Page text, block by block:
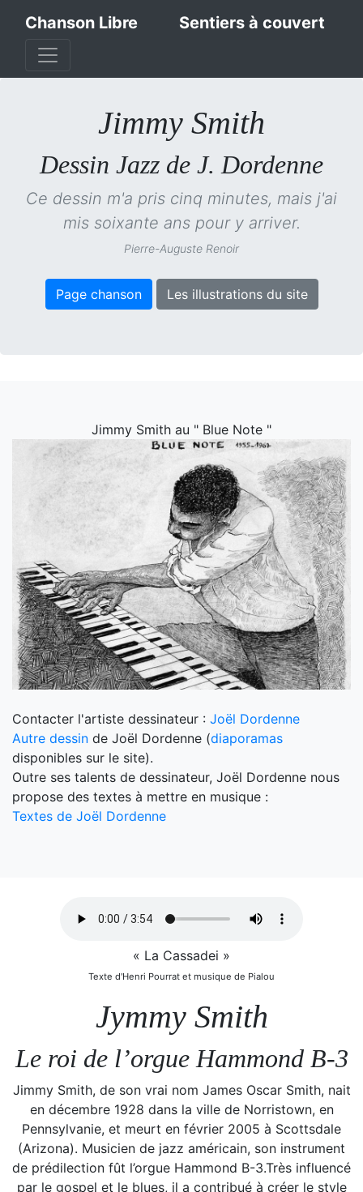
Chanson Libre Sentiers à couvert
Jimmy Smith
Dessin Jazz de J. Dordenne
Ce dessin m'a pris cinq minutes, mais j'ai
mis soixante ans pour y arriver.
Pierre-Auguste Renoir
Page chanson Les illustrations du site
Jimmy Smith au " Blue Note "
Contacter l'artiste dessinateur : Joël Dordenne
Autre dessin de Joël Dordenne (diaporamas
disponibles sur le site).
Outre ses talents de dessinateur, Joël Dordenne nous
propose des textes à mettre en musique :
Textes de Joël Dordenne
« La Cassadei »
Texte d'Henri Pourrat et musique de Pialou
Jymmy Smith
Le roi de l’orgue Hammond B-3
Jimmy Smith, de son vrai nom James Oscar Smith, nait
en décembre 1928 dans la ville de Norristown, en
Pennsylvanie, et meurt en février 2005 à Scottsdale
(Arizona). Musicien de jazz américain, son instrument
de prédilection fût l’orgue Hammond B-3.Très influencé
par le gospel et le blues, il a contribué à créer le style